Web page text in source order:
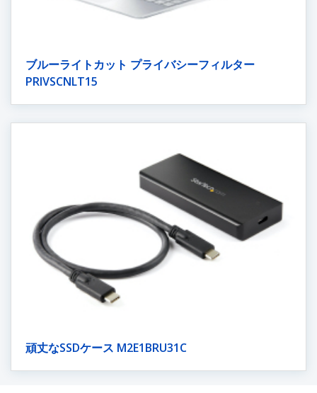
ブルーライトカット プライバシーフィルター
PRIVSCNLT15
頑丈なSSDケース M2E1BRU31C